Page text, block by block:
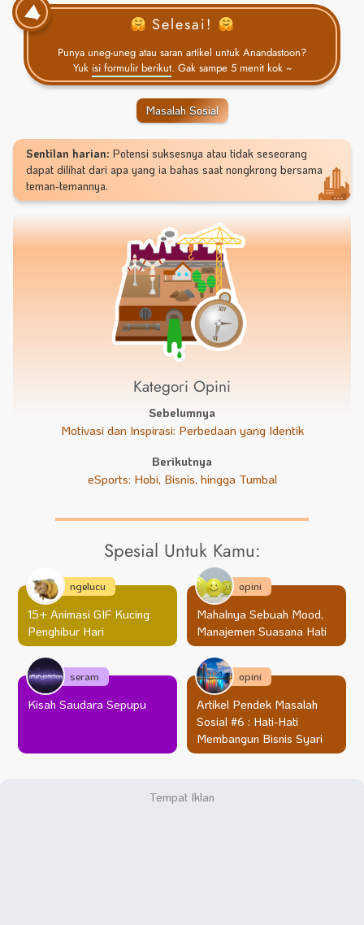
Selesai!
Punya uneg-uneg atau saran artikel untuk Anandastoon?
Yuk isi formulir berikut. Gak sampe 5 menit kok ~
Masalah Sosial
Sentilan harian: Potensi suksesnya atau tidak seseorang
dapat dilihat dari apa yang ia bahas saat nongkrong bersama
teman-temannya.
Kategori Opini
Sebelumnya
Motivasi dan Inspirasi: Perbedaan yang Identik
Berikutnya
eSports: Hobi, Bisnis, hingga Tumbal
Spesial Untuk Kamu:
15+ Animasi GIF Kucing
Penghibur Hari
ngelucu
Mahalnya Sebuah Mood,
Manajemen Suasana Hati
opini
Kisah Saudara Sepupu
seram
Artikel Pendek Masalah
Sosial #6 : Hati-Hati
Membangun Bisnis Syari
opini